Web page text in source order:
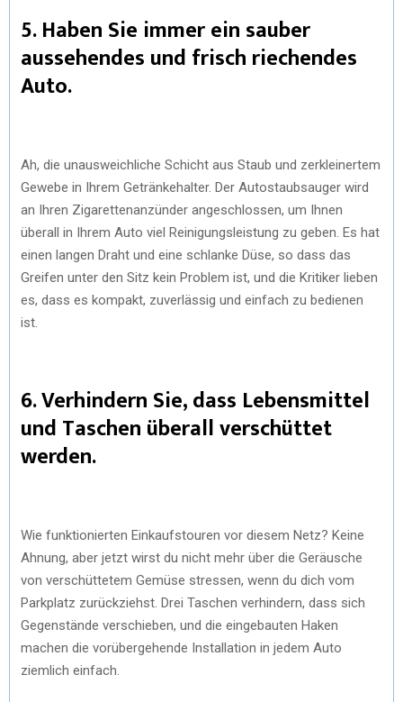
5. Haben Sie immer ein sauber
aussehendes und frisch riechendes
Auto.
Ah, die unausweichliche Schicht aus Staub und zerkleinertem
Gewebe in Ihrem Getränkehalter. Der Autostaubsauger wird
an Ihren Zigarettenanzünder angeschlossen, um Ihnen
überall in Ihrem Auto viel Reinigungsleistung zu geben. Es hat
einen langen Draht und eine schlanke Düse, so dass das
Greifen unter den Sitz kein Problem ist, und die Kritiker lieben
es, dass es kompakt, zuverlässig und einfach zu bedienen
ist.
6. Verhindern Sie, dass Lebensmittel
und Taschen überall verschüttet
werden.
Wie funktionierten Einkaufstouren vor diesem Netz? Keine
Ahnung, aber jetzt wirst du nicht mehr über die Geräusche
von verschüttetem Gemüse stressen, wenn du dich vom
Parkplatz zurückziehst. Drei Taschen verhindern, dass sich
Gegenstände verschieben, und die eingebauten Haken
machen die vorübergehende Installation in jedem Auto
ziemlich einfach.